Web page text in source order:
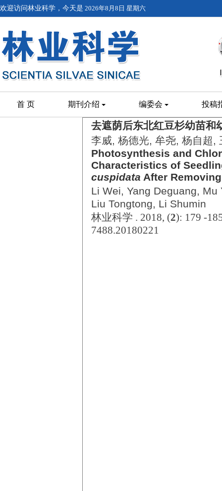
欢迎访问林业科学，今天是 2026年8月8日 星期六
首 页 期刊介绍 编委会 投稿
去遮荫后东北红豆杉幼苗和
李威, 杨德光, 牟尧, 杨自超,
Photosynthesis and
Characteristics of
cuspidata After
Li Wei, Yang Deguang,
Liu Tongtong, Li Shumin
林业科学 . 2018, (2): 179 -
7488.20180221